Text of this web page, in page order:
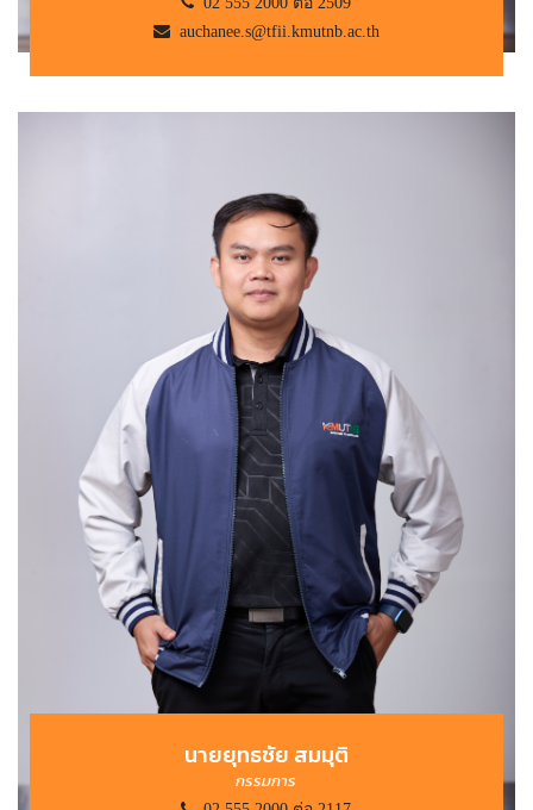
auchanee.s@tfii.kmutnb.ac.th
นายยุทธชัย สมมุติ
กรรมการ